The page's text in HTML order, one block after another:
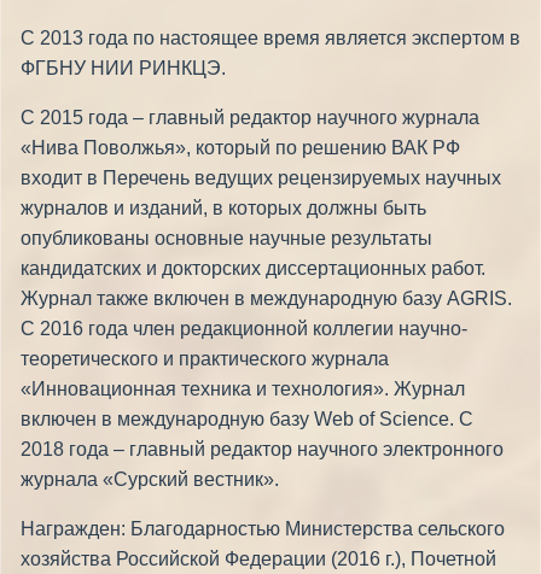
C 2013 года по настоящее время является экспертом в
ФГБНУ НИИ РИНКЦЭ.
С 2015 года – главный редактор научного журнала
«Нива Поволжья», который по решению ВАК РФ
входит в Перечень ведущих рецензируемых научных
журналов и изданий, в которых должны быть
опубликованы основные научные результаты
кандидатских и докторских диссертационных работ.
Журнал также включен в международную базу AGRIS.
С 2016 года член редакционной коллегии научно-
теоретического и практического журнала
«Инновационная техника и технология». Журнал
включен в международную базу Web of Science. С
2018 года – главный редактор научного электронного
журнала «Сурский вестник».
Награжден: Благодарностью Министерства сельского
хозяйства Российской Федерации (2016 г.), Почетной